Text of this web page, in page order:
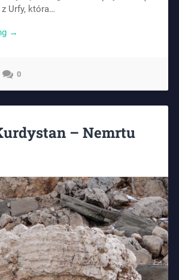
Urfy, która…
→
0
– Nemrtu